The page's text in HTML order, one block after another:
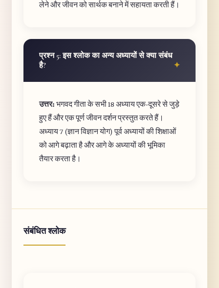
लेने और जीवन को सार्थक बनाने में सहायता करती हैं।
प्रश्न 5: इस श्लोक का अन्य अध्यायों से क्या संबंध
है?
उत्तर: भगवद गीता के सभी 18 अध्याय एक-दूसरे से जुड़े
हुए हैं और एक पूर्ण जीवन दर्शन प्रस्तुत करते हैं।
अध्याय 7 (ज्ञान विज्ञान योग) पूर्व अध्यायों की शिक्षाओं
को आगे बढ़ाता है और आगे के अध्यायों की भूमिका
तैयार करता है।
संबंधित श्लोक